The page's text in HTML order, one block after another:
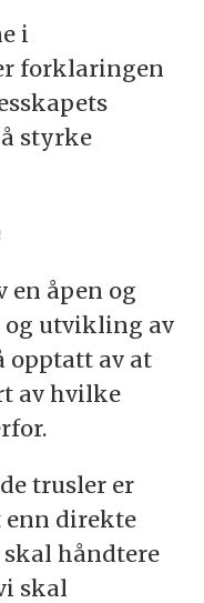
i
forklaringen
styrke
en åpen og
og utvikling av
opptatt av at
av hvilke
trusler er
enn direkte
håndtere
skal